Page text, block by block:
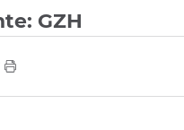
GZH